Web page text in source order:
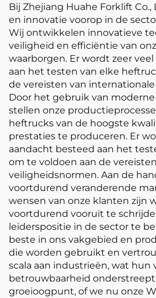
Bij Zhejiang Huahe Forklift
en innovatie voorop in de
Wij ontwikkelen innovatieve
veiligheid en efficiëntie van
waarborgen. Er wordt zeer
aan het testen van elke
de vereisten van
Door het gebruik van
stellen onze
heftrucks van de hoogste
prestaties te produceren. Er
aandacht besteed aan het
om te voldoen aan de
veiligheidsnormen. Aan de
voortdurend veranderende
wensen van onze klanten zijn
voortdurend vooruit te
leiderspositie in de sector te
beste in ons vakgebied en
die worden gebruikt en
scala aan industrieën, wat hun
betrouwbaarheid
groeioogpunt, of we nu onze